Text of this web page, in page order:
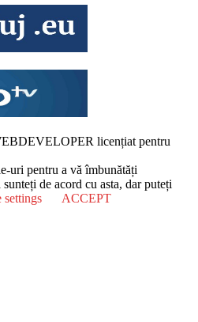
licențiat pentru
uri pentru a vă îmbunătăți
de acord cu asta, dar puteți
settings
ACCEPT